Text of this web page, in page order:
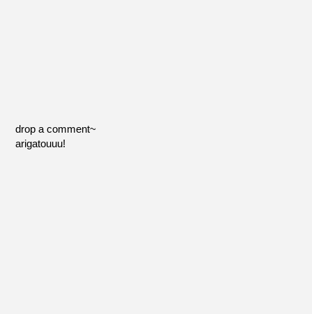
drop a comment~
arigatouuu!